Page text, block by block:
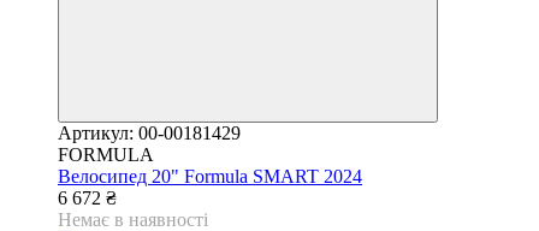
Артикул: 00-00181429
FORMULA
Велосипед 20" Formula SMART 2024
6 672 ₴
Немає в наявності